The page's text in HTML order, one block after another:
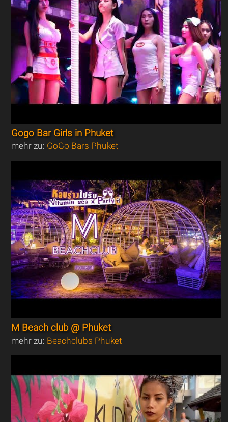
Gogo Bar Girls in Phuket
mehr zu: GoGo Bars Phuket
M Beach club @ Phuket
mehr zu: Beachclubs Phuket